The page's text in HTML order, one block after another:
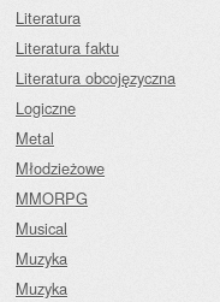
Literatura
Literatura faktu
Literatura obcojęzyczna
Logiczne
Metal
Młodzieżowe
MMORPG
Musical
Muzyka
Muzyka